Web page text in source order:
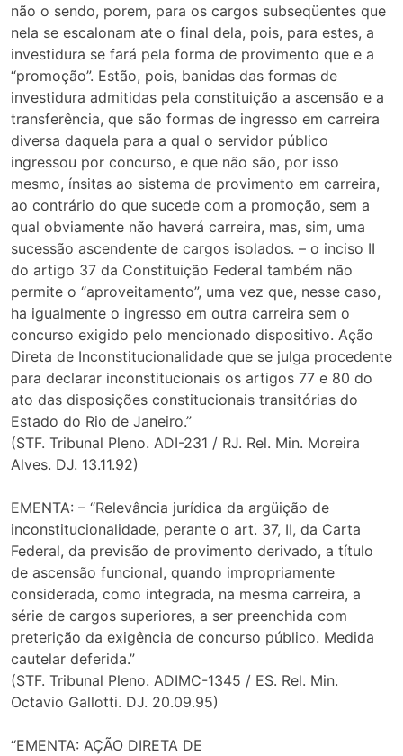
não o sendo, porem, para os cargos subseqüentes que
nela se escalonam ate o final dela, pois, para estes, a
investidura se fará pela forma de provimento que e a
“promoção”. Estão, pois, banidas das formas de
investidura admitidas pela constituição a ascensão e a
transferência, que são formas de ingresso em carreira
diversa daquela para a qual o servidor público
ingressou por concurso, e que não são, por isso
mesmo, ínsitas ao sistema de provimento em carreira,
ao contrário do que sucede com a promoção, sem a
qual obviamente não haverá carreira, mas, sim, uma
sucessão ascendente de cargos isolados. – o inciso II
do artigo 37 da Constituição Federal também não
permite o “aproveitamento”, uma vez que, nesse caso,
ha igualmente o ingresso em outra carreira sem o
concurso exigido pelo mencionado dispositivo. Ação
Direta de Inconstitucionalidade que se julga procedente
para declarar inconstitucionais os artigos 77 e 80 do
ato das disposições constitucionais transitórias do
Estado do Rio de Janeiro.”
(STF. Tribunal Pleno. ADI-231 / RJ. Rel. Min. Moreira
Alves. DJ. 13.11.92)
EMENTA: – “Relevância jurídica da argüição de
inconstitucionalidade, perante o art. 37, II, da Carta
Federal, da previsão de provimento derivado, a título
de ascensão funcional, quando impropriamente
considerada, como integrada, na mesma carreira, a
série de cargos superiores, a ser preenchida com
preterição da exigência de concurso público. Medida
cautelar deferida.”
(STF. Tribunal Pleno. ADIMC-1345 / ES. Rel. Min.
Octavio Gallotti. DJ. 20.09.95)
“EMENTA: AÇÃO DIRETA DE